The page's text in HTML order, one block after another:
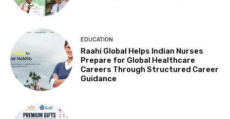
EDUCATION
Raahi Global Helps Indian Nurses
Prepare for Global Healthcare
Careers Through Structured Career
Guidance